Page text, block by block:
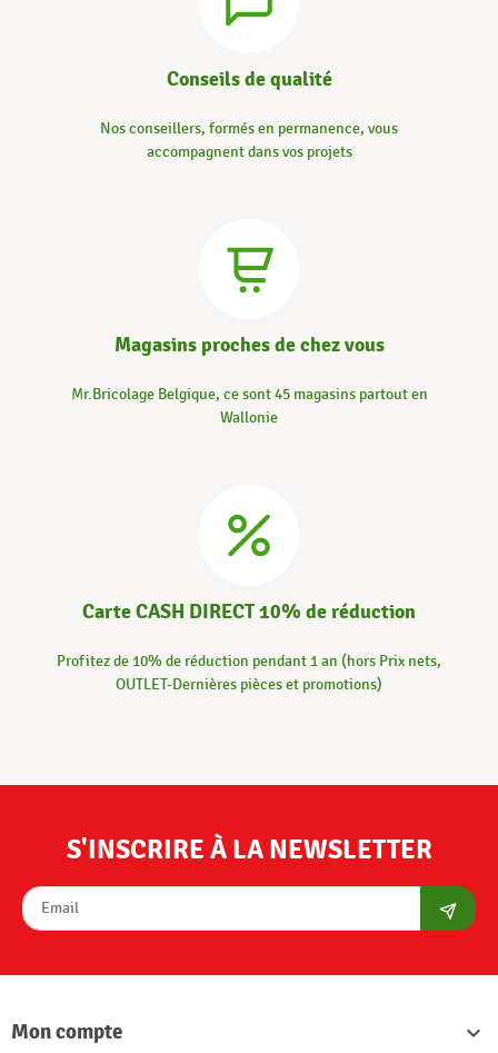
Conseils de qualité
Nos conseillers, formés en permanence, vous
accompagnent dans vos projets
Magasins proches de chez vous
Mr.Bricolage Belgique, ce sont 45 magasins partout en
Wallonie
Carte CASH DIRECT 10% de réduction
Profitez de 10% de réduction pendant 1 an (hors Prix nets,
OUTLET-Dernières pièces et promotions)
S'INSCRIRE À LA NEWSLETTER
Mon compte 